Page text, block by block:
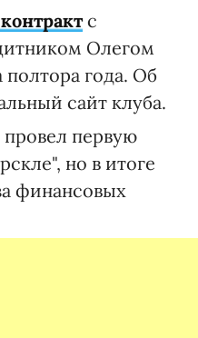
с
Олегом
года. Об
сайт клуба.
первую
но в итоге
финансовых